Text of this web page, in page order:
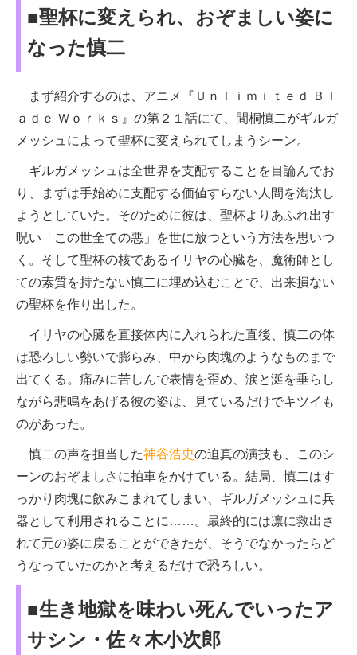
■聖杯に変えられ、おぞましい姿に
なった慎二
まず紹介するのは、アニメ『Ｕｎｌｉｍｉｔｅｄ Ｂｌ
ａｄｅ Ｗｏｒｋｓ』の第２１話にて、間桐慎二がギルガ
メッシュによって聖杯に変えられてしまうシーン。
ギルガメッシュは全世界を支配することを目論んでお
り、まずは手始めに支配する価値すらない人間を淘汰し
ようとしていた。そのために彼は、聖杯よりあふれ出す
呪い「この世全ての悪」を世に放つという方法を思いつ
く。そして聖杯の核であるイリヤの心臓を、魔術師とし
ての素質を持たない慎二に埋め込むことで、出来損ない
の聖杯を作り出した。
イリヤの心臓を直接体内に入れられた直後、慎二の体
は恐ろしい勢いで膨らみ、中から肉塊のようなものまで
出てくる。痛みに苦しんで表情を歪め、涙と涎を垂らし
ながら悲鳴をあげる彼の姿は、見ているだけでキツイも
のがあった。
慎二の声を担当した神谷浩史の迫真の演技も、このシ
ーンのおぞましさに拍車をかけている。結局、慎二はす
っかり肉塊に飲みこまれてしまい、ギルガメッシュに兵
器として利用されることに……。最終的には凛に救出さ
れて元の姿に戻ることができたが、そうでなかったらど
うなっていたのかと考えるだけで恐ろしい。
■生き地獄を味わい死んでいったア
サシン・佐々木小次郎